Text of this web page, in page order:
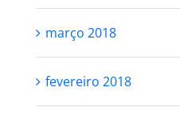
março 2018
fevereiro 2018